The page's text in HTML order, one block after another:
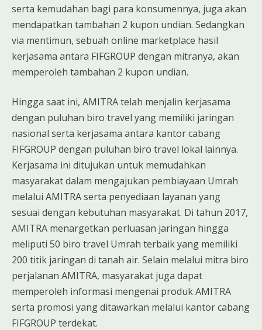
serta kemudahan bagi para konsumennya, juga akan
mendapatkan tambahan 2 kupon undian. Sedangkan
via mentimun, sebuah online marketplace hasil
kerjasama antara FIFGROUP dengan mitranya, akan
memperoleh tambahan 2 kupon undian.
Hingga saat ini, AMITRA telah menjalin kerjasama
dengan puluhan biro travel yang memiliki jaringan
nasional serta kerjasama antara kantor cabang
FIFGROUP dengan puluhan biro travel lokal lainnya.
Kerjasama ini ditujukan untuk memudahkan
masyarakat dalam mengajukan pembiayaan Umrah
melalui AMITRA serta penyediaan layanan yang
sesuai dengan kebutuhan masyarakat. Di tahun 2017,
AMITRA menargetkan perluasan jaringan hingga
meliputi 50 biro travel Umrah terbaik yang memiliki
200 titik jaringan di tanah air. Selain melalui mitra biro
perjalanan AMITRA, masyarakat juga dapat
memperoleh informasi mengenai produk AMITRA
serta promosi yang ditawarkan melalui kantor cabang
FIFGROUP terdekat.